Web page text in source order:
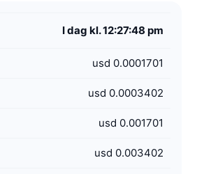
I dag kl. 12:27:48 pm
usd 0.0001701
usd 0.0003402
usd 0.001701
usd 0.003402